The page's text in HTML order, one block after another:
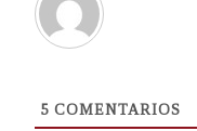
5 COMENTARIOS